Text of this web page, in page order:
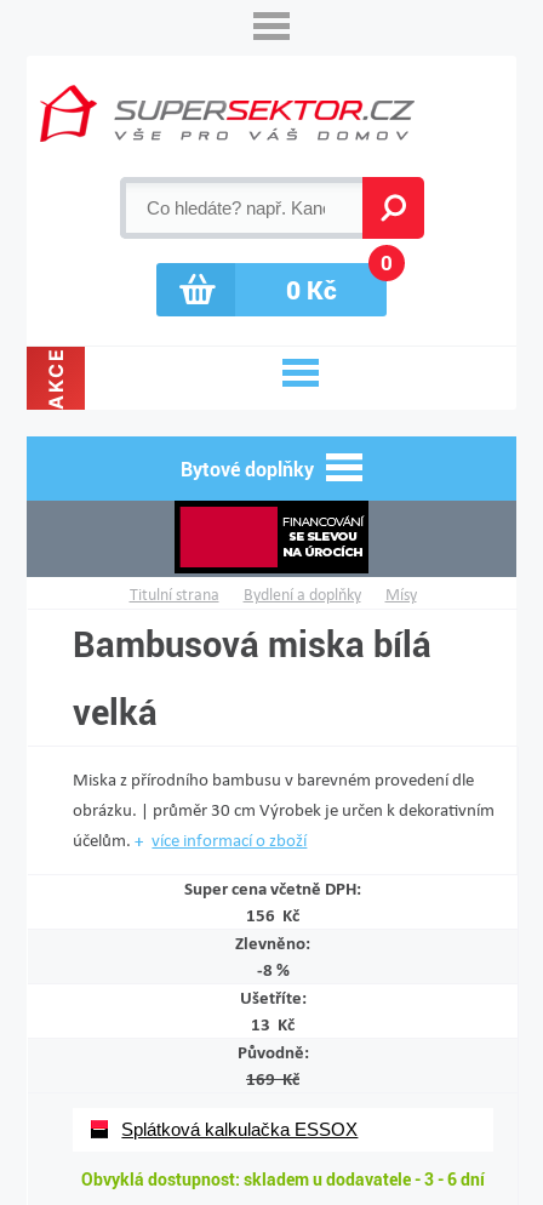
0Kč
0
AKCE
Bytové doplňky
Titulní strana Bydlení a doplňky Mísy
Bambusová miska bílá
velká
Miska z přírodního bambusu v barevném provedení dle
obrázku. | průměr 30 cm Výrobek je určen k dekorativním
účelům.
více informací o zboží
Super cena včetně DPH:
156 Kč
Zlevněno:
-8 %
Ušetříte:
13 Kč
Původně:
169 Kč
Splátková kalkulačka ESSOX
Obvyklá dostupnost: skladem u dodavatele - 3 - 6 dní